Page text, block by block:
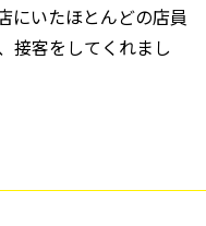
にいたほとんどの店員
接客をしてくれまし